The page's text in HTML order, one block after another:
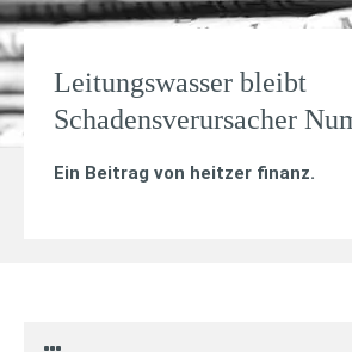
Leitungswasser bleibt
Schadensverursacher
Ein Beitrag von heitzer finanz.